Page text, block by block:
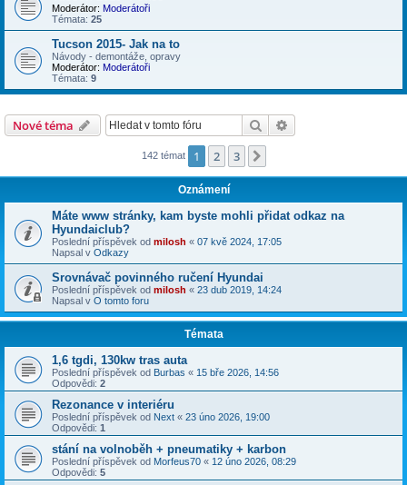
Moderátor: Moderátoři
Témata: 25
Tucson 2015- Jak na to
Návody - demontáže, opravy
Moderátor: Moderátoři
Témata: 9
Nové téma Hledat
142 témat 1 2 3
Oznámení
Máte www stránky, kam byste mohli přidat odkaz na
Hyundaiclub?
Poslední příspěvek od milosh « 07 kvě 2024, 17:05
Napsal v Odkazy
Srovnávač povinného ručení Hyundai
Poslední příspěvek od milosh « 23 dub 2019, 14:24
Napsal v O tomto foru
Témata
1,6 tgdi, 130kw tras auta
Poslední příspěvek od Burbas « 15 bře 2026, 14:56
Odpovědi: 2
Rezonance v interiéru
Poslední příspěvek od Next « 23 úno 2026, 19:00
Odpovědi: 1
stání na volnoběh + pneumatiky + karbon
Poslední příspěvek od Morfeus70 « 12 úno 2026, 08:29
Odpovědi: 5